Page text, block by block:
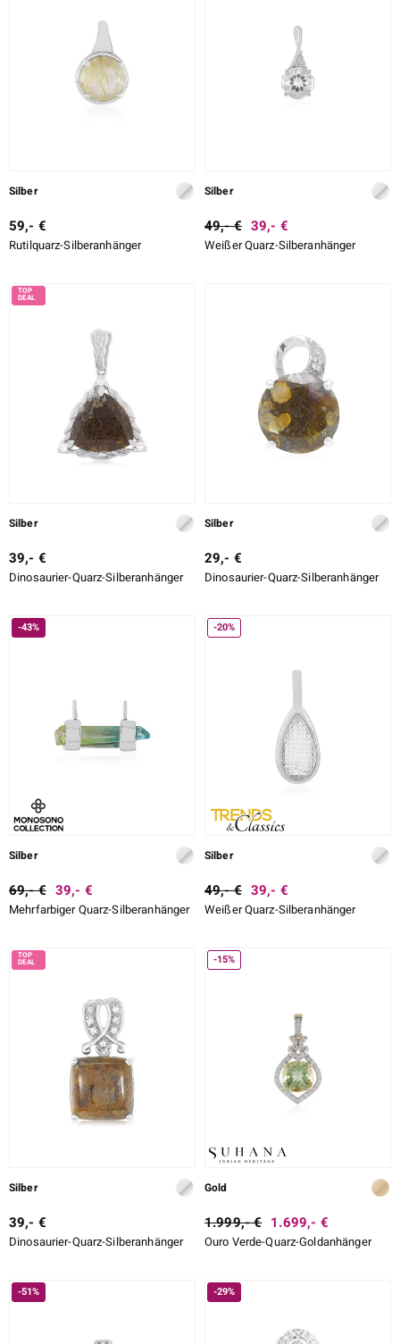
Silber
59,- €
Rutilquarz-Silberanhänger
Silber
49,- € 39,- €
Weißer Quarz-Silberanhänger
Silber
39,- €
Dinosaurier-Quarz-Silberanhänger
Silber
29,- €
Dinosaurier-Quarz-Silberanhänger
-43%
Silber
69,- € 39,- €
Mehrfarbiger Quarz-Silberanhänger
-20%
Silber
49,- € 39,- €
Weißer Quarz-Silberanhänger
Silber
39,- €
Dinosaurier-Quarz-Silberanhänger
-15%
Gold
1.999,- € 1.699,- €
Ouro Verde-Quarz-Goldanhänger
-51% -29%